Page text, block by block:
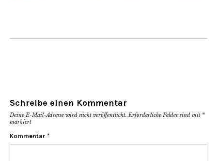
Schreibe einen Kommentar
Deine E-Mail-Adresse wird nicht veröffentlicht. Erforderliche Felder sind mit *
markiert
Kommentar *